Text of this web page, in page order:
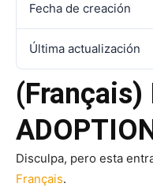
Fecha de creación
Última actualización
(Français)
Disculpa, pero esta
Français.